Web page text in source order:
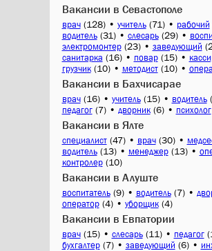
Вакансии в Севастополе
врач (128)• учитель (71)• рабочий
водитель (31)• слесарь (29)•
электромонтер (23)• заведующий
санитарка (16)• повар (15)•
грузчик (10)• методист (10)•
Вакансии в Бахчисарае
врач (16)• учитель (15)• водитель
педагог (7)• дворник (6)• психолог
Вакансии в Ялте
специалист (47)• врач (30)•
водитель (13)• менеджер (13)•
контролер (10)
Вакансии в Алуште
воспитатель (9)• водитель (7)•
оператор (4)• уборщик (4)
Вакансии в Евпатории
врач (15)• слесарь (11)• педагог
бухгалтер (7)• заведующий (6)•